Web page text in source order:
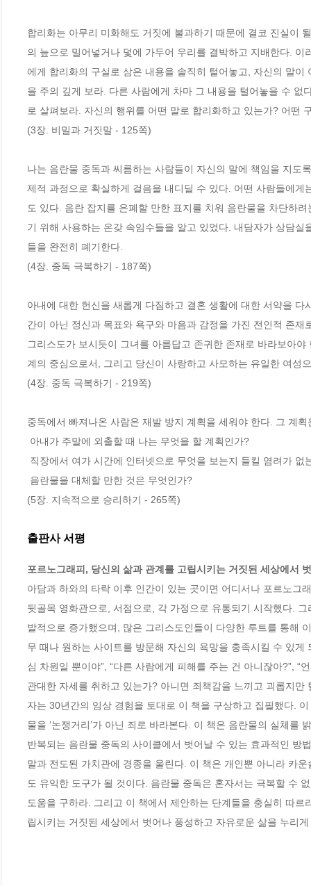
합리화는 아무리 미화해도 거짓에 불과하기 때문에 결코 진실이
의 늪으로 밀어넣거나 덫에 가두어 우리를 결박하고 지배한다.
에게 합리화의 구실로 삼은 내용을 솔직히 털어놓고, 자신의 말이
을 주의 깊게 보라. 다른 사람에게 차마 그 내용을 털어놓을 수
로 살펴보라. 자신의 행위를 어떤 말로 합리화하고 있는가? 어떤
(3장. 비밀과 거짓말 - 125쪽)
나는 음란물 중독과 씨름하는 사람들이 자신의 말에 책임을 지도
제적 과정으로 확실하게 걸음을 내디딜 수 있다. 어떤 사람들에
도 있다. 음란 잡지를 은폐할 만한 표지를 치워 음란물을 차단하
기 위해 사용하는 온갖 속임수들을 알고 있었다. 내담자가 상담
들을 완전히 폐기한다.
(4장. 중독 극복하기 - 187쪽)
아내에 대한 헌신을 새롭게 다짐하고 결혼 생활에 대한 서약을
간이 아닌 정신과 목표와 욕구와 마음과 감정을 가진 전인적 존
그리스도가 보시듯이 그녀를 아름답고 존귀한 존재로 바라보아
계의 중심으로서, 그리고 당신이 사랑하고 사모하는 유일한 여성
(4장. 중독 극복하기 - 219쪽)
중독에서 빠져나온 사람은 재발 방지 계획을 세워야 한다. 그 계
아내가 주말에 외출할 때 나는 무엇을 할 계획인가?
직장에서 여가 시간에 인터넷으로 무엇을 보는지 들킬 염려가 없
음란물을 대체할 만한 것은 무엇인가?
(5장. 지속적으로 승리하기 - 265쪽)
출판사 서평
포르노그래피, 당신의 삶과 관계를 고립시키는 거짓된 세상에서
아담과 하와의 타락 이후 인간이 있는 곳이면 어디서나 포르노그
뒷골목 영화관으로, 서점으로, 각 가정으로 유통되기 시작했다.
발적으로 증가했으며, 많은 그리스도인들이 다양한 루트를 통해
무 때나 원하는 사이트를 방문해 자신의 욕망을 충족시킬 수 있
심 차원일 뿐이야”, “다른 사람에게 피해를 주는 건 아니잖아?”,
관대한 자세를 취하고 있는가? 아니면 죄책감을 느끼고 괴롭지
자는 30년간의 임상 경험을 토대로 이 책을 구상하고 집필했다.
물을 ‘논쟁거리’가 아닌 죄로 바라본다. 이 책은 음란물의 실체
반복되는 음란물 중독의 사이클에서 벗어날 수 있는 효과적인 방
말과 전도된 가치관에 경종을 울린다. 이 책은 개인뿐 아니라 카
도 유익한 도구가 될 것이다. 음란물 중독은 혼자서는 극복할 수
도움을 구하라. 그리고 이 책에서 제안하는 단계들을 충실히 따
립시키는 거짓된 세상에서 벗어나 풍성하고 자유로운 삶을 누리